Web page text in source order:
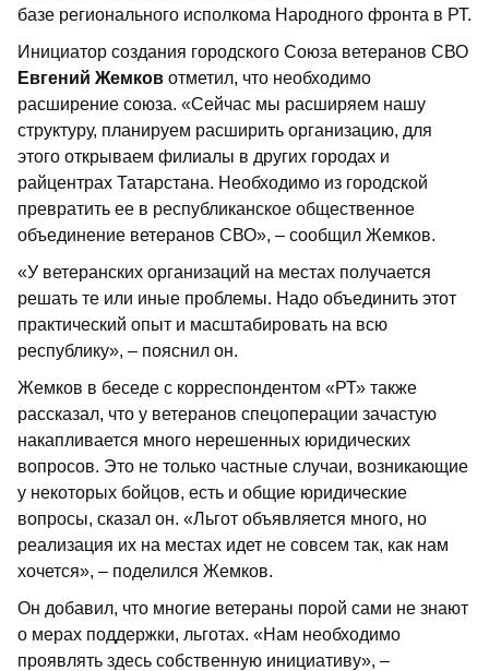
базе регионального исполкома Народного фронта в РТ.
Инициатор создания городского Союза ветеранов СВО
Евгений Жемков отметил, что необходимо
расширение союза. «Сейчас мы расширяем нашу
структуру, планируем расширить организацию, для
этого открываем филиалы в других городах и
райцентрах Татарстана. Необходимо из городской
превратить ее в республиканское общественное
объединение ветеранов СВО», – сообщил Жемков.
«У ветеранских организаций на местах получается
решать те или иные проблемы. Надо объединить этот
практический опыт и масштабировать на всю
республику», – пояснил он.
Жемков в беседе с корреспондентом «РТ» также
рассказал, что у ветеранов спецоперации зачастую
накапливается много нерешенных юридических
вопросов. Это не только частные случаи, возникающие
у некоторых бойцов, есть и общие юридические
вопросы, сказал он. «Льгот объявляется много, но
реализация их на местах идет не совсем так, как нам
хочется», – поделился Жемков.
Он добавил, что многие ветераны порой сами не знают
о мерах поддержки, льготах. «Нам необходимо
проявлять здесь собственную инициативу», –